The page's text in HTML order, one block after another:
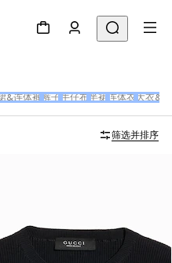
&连体裤 裤子 牛仔布 半裙 连体衣 大衣&
筛选并排序